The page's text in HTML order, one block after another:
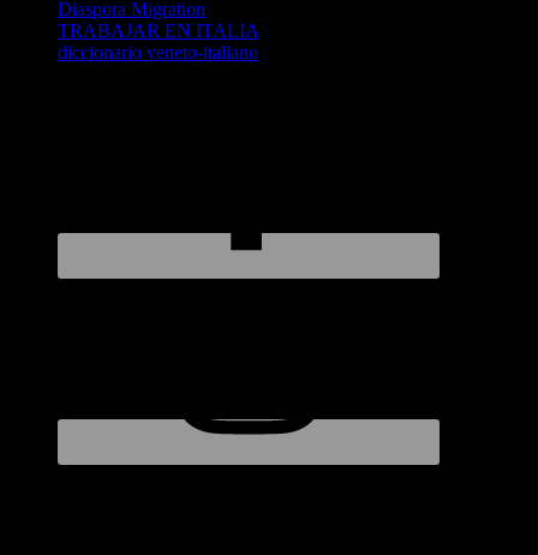
Diaspora Migration
TRABAJAR EN ITALIA
diccionario veneto-italiano